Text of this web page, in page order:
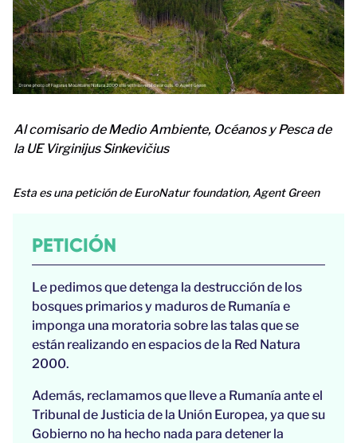
Al comisario de Medio Ambiente, Océanos y Pesca de
la UE Virginijus Sinkevičius
Esta es una petición de EuroNatur foundation, Agent Green
PETICIÓN
Le pedimos que detenga la destrucción de los
bosques primarios y maduros de Rumanía e
imponga una moratoria sobre las talas que se
están realizando en espacios de la Red Natura
2000.
Además, reclamamos que lleve a Rumanía ante el
Tribunal de Justicia de la Unión Europea, ya que su
Gobierno no ha hecho nada para detener la